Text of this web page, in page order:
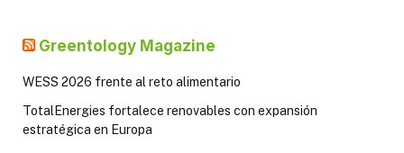
Greentology Magazine
WESS 2026 frente al reto alimentario
TotalEnergies fortalece renovables con expansión
estratégica en Europa